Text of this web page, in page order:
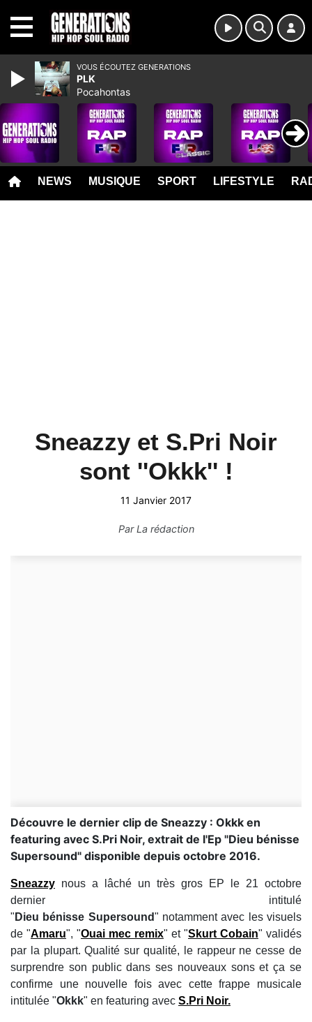
NEWS MUSIQUE SPORT LIFESTYLE
Sneazzy et S.Pri Noir
sont ''Okkk'' !
11 Janvier 2017
ParLa rédaction
Découvre le dernier clip de Sneazzy : Okkk en
featuring avec S.Pri Noir, extrait de l'Ep "Dieu bénisse
Supersound" disponible depuis octobre 2016.
Sneazzy nous a lâché un très gros EP le 21 octobre
dernier intitulé
" Dieu bénisse Supersound" notamment avec les visuels
de "Amaru", "Ouai mec remix" et "Skurt Cobain" validés
par la plupart. Qualité sur qualité, le rappeur ne cesse de
surprendre son public dans ses nouveaux sons et ça se
confirme une nouvelle fois avec cette frappe musicale
intitulée "Okkk" en featuring avec S.Pri Noir.
VOUS ÉCOUTEZ GENERATIONS
PLK
Pocahontas